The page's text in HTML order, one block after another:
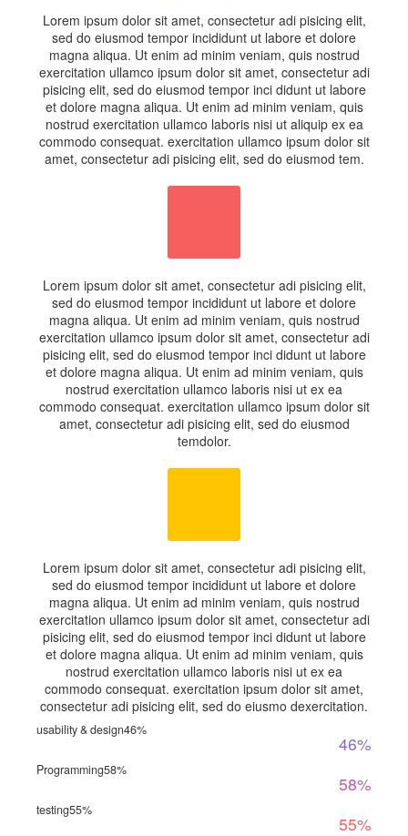
Lorem ipsum dolor sit amet, consectetur adi pisicing elit,
sed do eiusmod tempor incididunt ut labore et dolore
magna aliqua. Ut enim ad minim veniam, quis nostrud
exercitation ullamco ipsum dolor sit amet, consectetur adi
pisicing elit, sed do eiusmod tempor inci didunt ut labore
et dolore magna aliqua. Ut enim ad minim veniam, quis
nostrud exercitation ullamco laboris nisi ut aliquip ex ea
commodo consequat. exercitation ullamco ipsum dolor sit
amet, consectetur adi pisicing elit, sed do eiusmod tem.
Lorem ipsum dolor sit amet, consectetur adi pisicing elit,
sed do eiusmod tempor incididunt ut labore et dolore
magna aliqua. Ut enim ad minim veniam, quis nostrud
exercitation ullamco ipsum dolor sit amet, consectetur adi
pisicing elit, sed do eiusmod tempor inci didunt ut labore
et dolore magna aliqua. Ut enim ad minim veniam, quis
nostrud exercitation ullamco laboris nisi ut ex ea
commodo consequat. exercitation ullamco ipsum dolor sit
amet, consectetur adi pisicing elit, sed do eiusmod
temdolor.
Lorem ipsum dolor sit amet, consectetur adi pisicing elit,
sed do eiusmod tempor incididunt ut labore et dolore
magna aliqua. Ut enim ad minim veniam, quis nostrud
exercitation ullamco ipsum dolor sit amet, consectetur adi
pisicing elit, sed do eiusmod tempor inci didunt ut labore
et dolore magna aliqua. Ut enim ad minim veniam, quis
nostrud exercitation ullamco laboris nisi ut ex ea
commodo consequat. exercitation ipsum dolor sit amet,
consectetur adi pisicing elit, sed do eiusmo dexercitation.
usability & design46%
46%
Programming58%
58%
testing55%
55%